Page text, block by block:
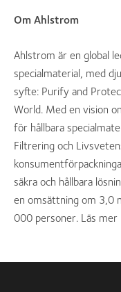
Om Ahlstrom
Ahlstrom är en global
specialmaterial, med
syfte: Purify and
World. Med en vision
för hållbara
Filtrering och
säkra och hållbara
en omsättning om 3,0
000 personer. Läs